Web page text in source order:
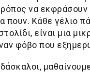
να εκφράσουν
πουν. Κάθε γέλιο
είναι μια
φόβο που